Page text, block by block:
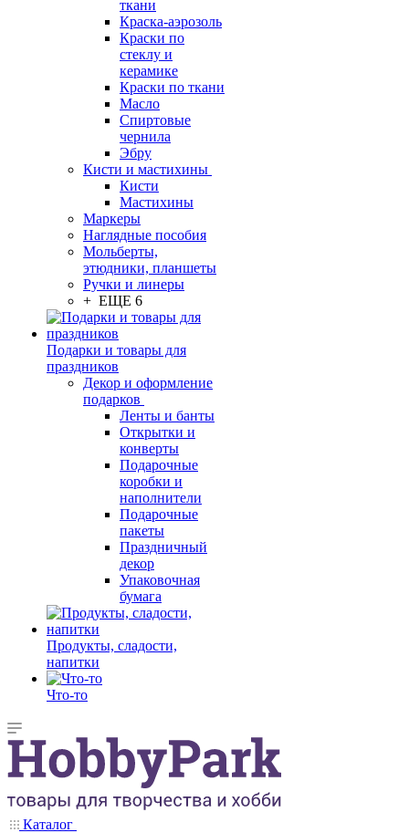
ткани
Краска-аэрозоль
Краски по
стеклу и
керамике
Краски по ткани
Масло
Спиртовые
чернила
Эбру
Кисти и мастихины
Кисти
Мастихины
Маркеры
Наглядные пособия
Мольберты,
этюдники, планшеты
Ручки и линеры
+ ЕЩЕ 6
Подарки и товары для
праздников
Декор и оформление
подарков
Ленты и банты
Открытки и
конверты
Подарочные
коробки и
наполнители
Подарочные
пакеты
Праздничный
декор
Упаковочная
бумага
Продукты, сладости,
напитки
Что-то
Каталог